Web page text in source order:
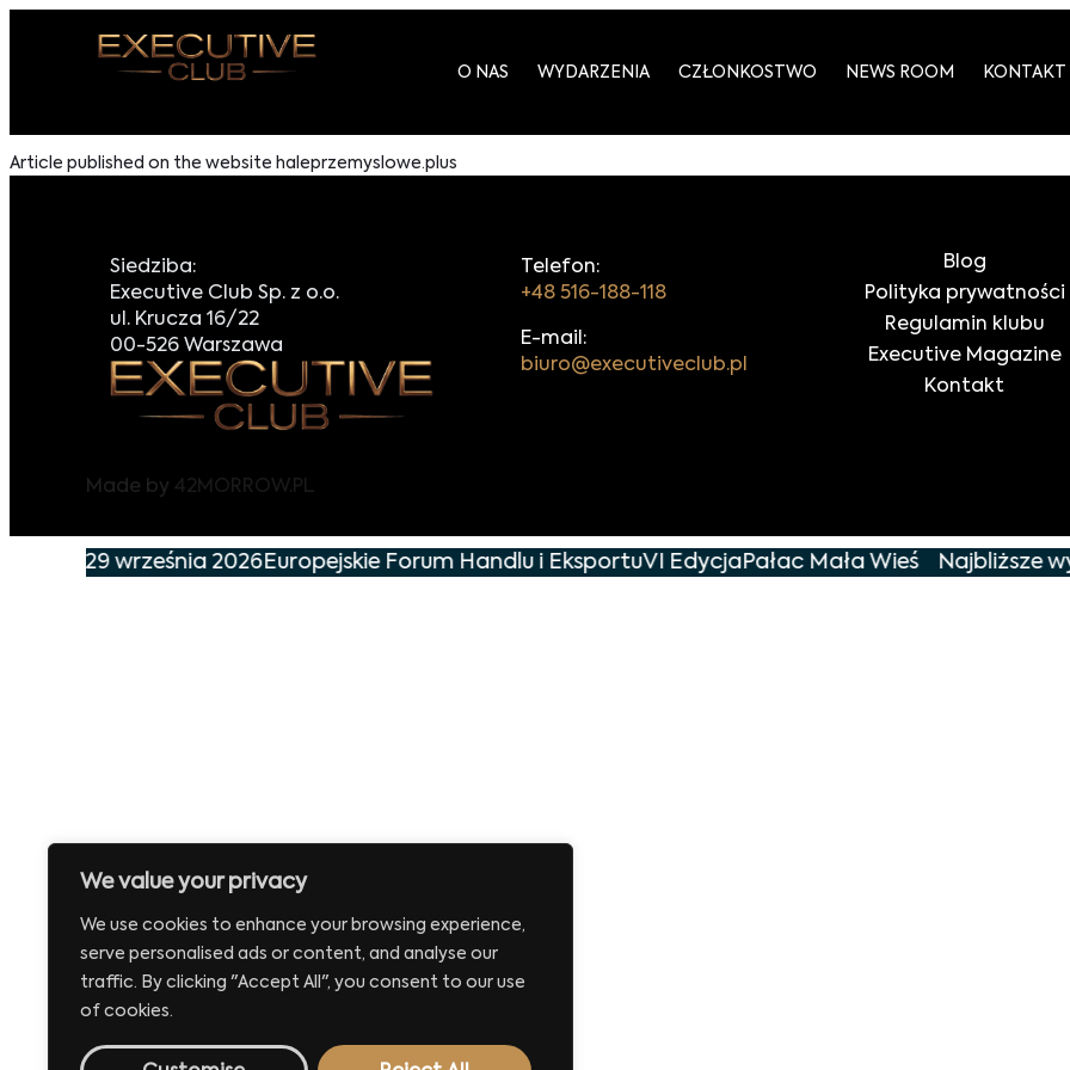
We value your privacy
We use cookies to enhance your browsing experience,
serve personalised ads or content, and analyse our
traffic. By clicking "Accept All", you consent to our use
of cookies.
O NAS WYDARZENIA CZŁONKOSTWO NEWS ROOM KONTAKT
Article published on the website haleprzemyslowe.plus
Siedziba:
Executive Club Sp. z o.o.
ul. Krucza 16/22
00-526 Warszawa
Telefon:
+48 516-188-118
E-mail:
biuro@executiveclub.pl
Blog
Polityka prywatności
Regulamin klubu
Executive Magazine
Kontakt
Made by 42MORROW.PL
już 29 września 2026Europejskie Forum Handlu i EksportuVI EdycjaPałac Mała Wieś Najbliższe